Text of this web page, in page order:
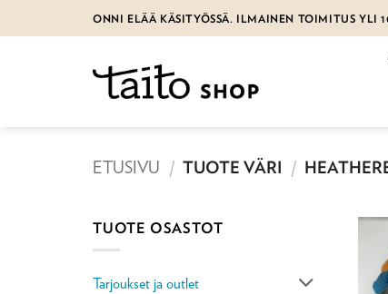
to
ONNI ELÄÄ KÄSITYÖSSÄ. ILMAINEN TOIMITUS YLI
ETUSIVU / TUOTE VÄRI /
TUOTE OSASTOT
Tarjoukset ja outlet